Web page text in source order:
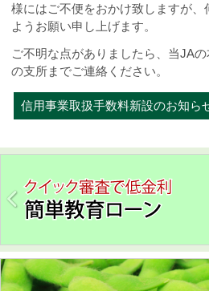
様にはご不便をおかけ致しますが、
ようお願い申し上げます。
ご不明な点がありましたら、当JA
の支所までご連絡ください。
信用事業取扱手数料新設のお知ら